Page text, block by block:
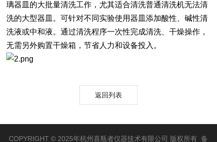
璃器皿的大批量清洗工作，尤其适合清洗普通清洗机无法清
洗的大型器皿。可针对不同实验使用器皿添加酸性、碱性清
洗液或中和液。通过清洗程序一次性完成清洗、干燥操作，
无需另外购置干燥箱，节省人力和设备投入。
返回列表
COPYRIGHT © 2025年杭州喜瓶者仪器技术有限公司 版权所有 备